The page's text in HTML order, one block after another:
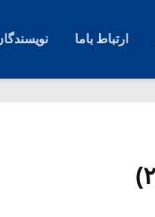
ارتباط باما